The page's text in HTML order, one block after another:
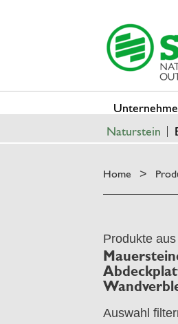
Naturstein
Home >
Produkte
Auswahl